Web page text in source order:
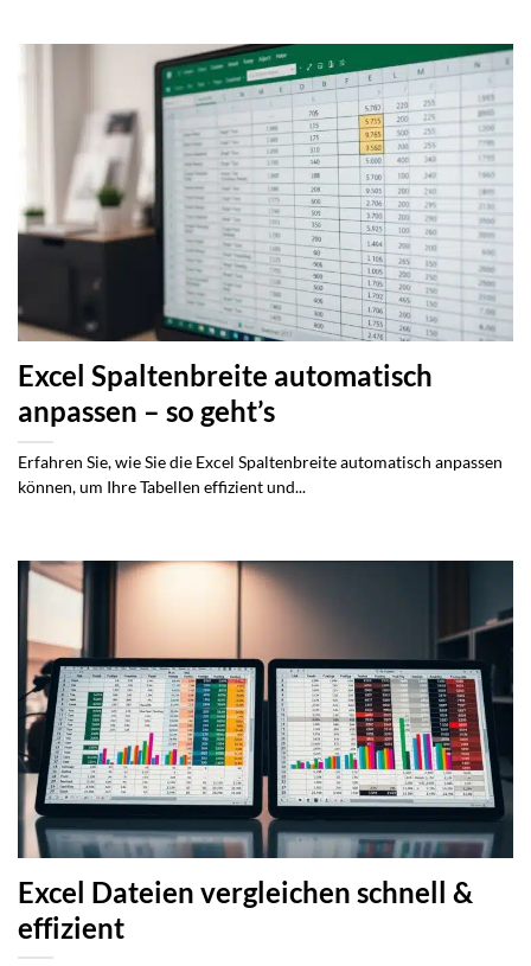
Excel Spaltenbreite automatisch
anpassen – so geht’s
Erfahren Sie, wie Sie die Excel Spaltenbreite automatisch anpassen
können, um Ihre Tabellen effizient und...
Excel Dateien vergleichen schnell &
effizient